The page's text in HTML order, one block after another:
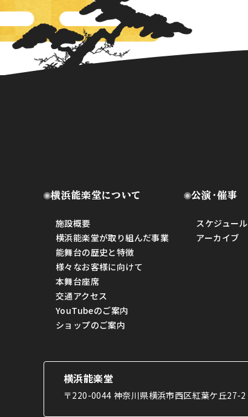
横浜能楽堂について
施設概要
横浜能楽堂が取り組んだ事業
能舞台の歴史と特徴
様々なお客様に向けて
本舞台座席
交通アクセス
YouTubeのご案内
ショップのご案内
公演・催事
スケジュール
アーカイブ
横浜能楽堂
〒220-0044 神奈川県横浜市西区紅葉ケ丘27-2